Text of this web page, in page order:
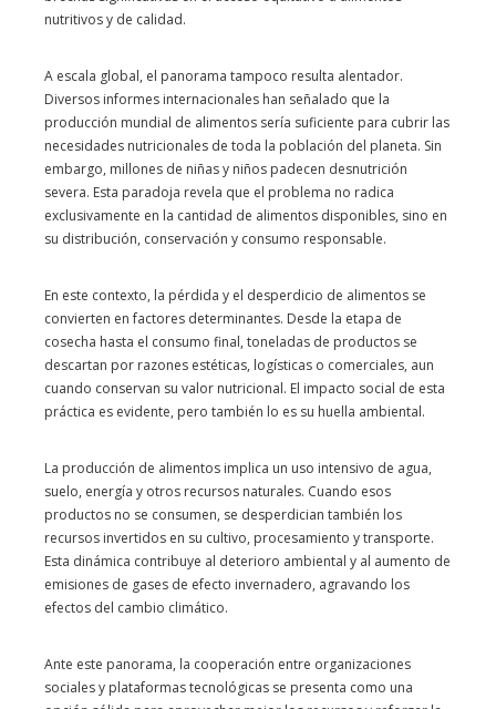
nutritivos y de calidad.
A escala global, el panorama tampoco resulta alentador.
Diversos informes internacionales han señalado que la
producción mundial de alimentos sería suficiente para cubrir las
necesidades nutricionales de toda la población del planeta. Sin
embargo, millones de niñas y niños padecen desnutrición
severa. Esta paradoja revela que el problema no radica
exclusivamente en la cantidad de alimentos disponibles, sino en
su distribución, conservación y consumo responsable.
En este contexto, la pérdida y el desperdicio de alimentos se
convierten en factores determinantes. Desde la etapa de
cosecha hasta el consumo final, toneladas de productos se
descartan por razones estéticas, logísticas o comerciales, aun
cuando conservan su valor nutricional. El impacto social de esta
práctica es evidente, pero también lo es su huella ambiental.
La producción de alimentos implica un uso intensivo de agua,
suelo, energía y otros recursos naturales. Cuando esos
productos no se consumen, se desperdician también los
recursos invertidos en su cultivo, procesamiento y transporte.
Esta dinámica contribuye al deterioro ambiental y al aumento de
emisiones de gases de efecto invernadero, agravando los
efectos del cambio climático.
Ante este panorama, la cooperación entre organizaciones
sociales y plataformas tecnológicas se presenta como una